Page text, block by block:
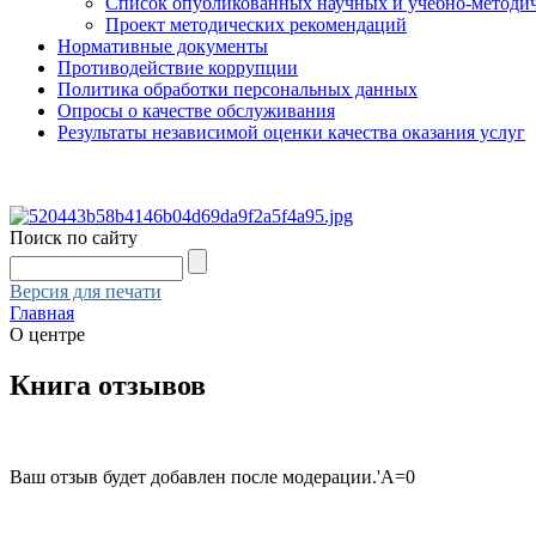
Проект методических рекомендаций
Нормативные документы
Противодействие коррупции
Политика обработки персональных данных
Опросы о качестве обслуживания
Результаты независимой оценки качества оказания услуг
Поиск по сайту
Версия для печати
Главная
О центре
Книга отзывов
Ваш отзыв будет добавлен после модерации.'A=0